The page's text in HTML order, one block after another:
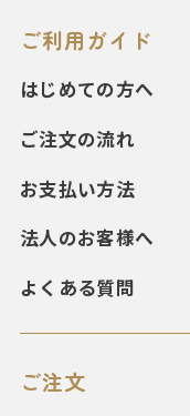
ご注文
ご利用ガイド
はじめての方へ
ご注文の流れ
お支払い方法
法人のお客様へ
よくある質問